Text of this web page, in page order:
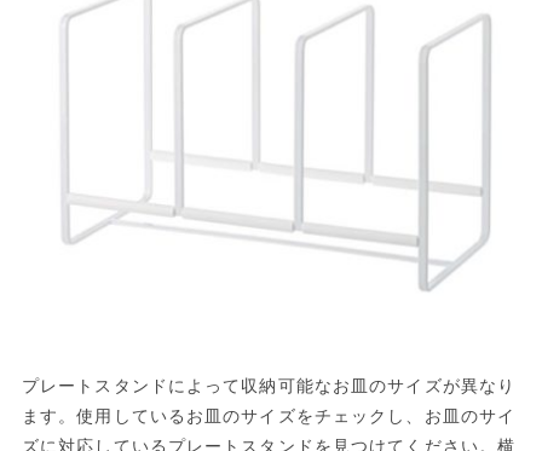
プレートスタンドによって収納可能なお皿のサイズが異なり
ます。使用しているお皿のサイズをチェックし、お皿のサイ
ズに対応しているプレートスタンドを見つけてください。横